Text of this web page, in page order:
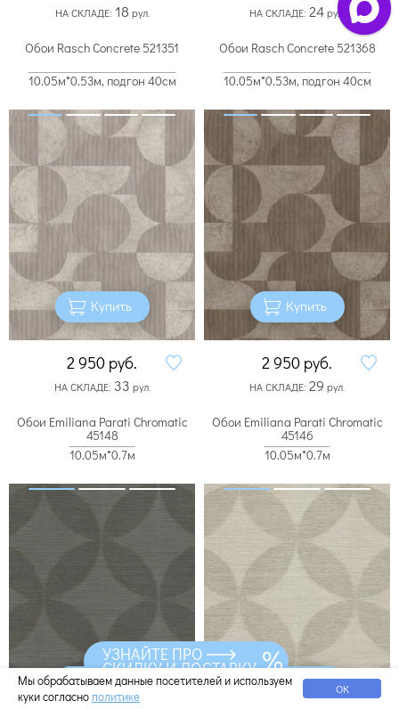
НА СКЛАДЕ: 18 рул. НА СКЛАДЕ: 24рул.
Обои Rasch Concrete 521351
10.05м*0.53м, подгон 40см
Купить
2 950 руб.
НА СКЛАДЕ: 33 рул.
Обои Rasch Concrete 521368
10.05м*0.53м, подгон 40см
Купить
2 950 руб.
НА СКЛАДЕ: 29 рул.
Обои Emiliana Parati Chromatic
45148
10.05м*0.7м
Купить
Обои Emiliana Parati Chromatic
45146
10.05м*0.7м
Купить
Мы обрабатываем данные посетителей и используем
куки согласно политике ОК
УЗНАЙТЕ ПРО
СКИДКУ И ДОСТАВКУ